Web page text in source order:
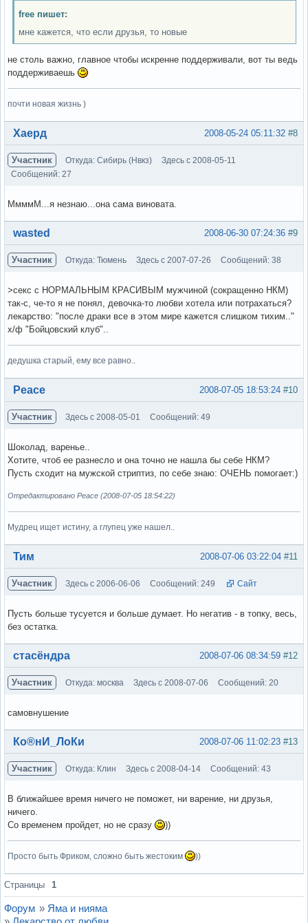
free пишет:
мне кажется, что если друзья, то новые
не столь важно, главное чтобы искренне поддерживали, вот ты ведь
поддерживаешь
почти новая жизнь )
Вне форума #8
2008-05-24 05:11:32
Хаерд
Участник Откуда: Сибирь (Нвкз)
Здесь с 2008-05-11
Сообщений: 27
МмммМ...я незнаю...она сама виновата.
Вне форума #9
2008-06-30 07:24:36
wasted
Участник Откуда: Тюмень Здесь с 2007-07-26 Сообщений: 38
>секс с НОРМАЛЬНЫМ КРАСИВЫМ мужчиной (сокращенно НКМ)
так-с, че-то я не понял, девочка-то любви хотела или потрахаться?
лекарство: "после драки все в этом мире кажется слишком тихим.."
х/ф "Бойцовский клуб"..
дедушка старый, ему все равно..
Вне форума #10
2008-07-05 18:53:24
Peace
Участник Здесь с 2008-05-01 Сообщений: 49
Шоколад, варенье..
Хотите, чтоб ее разнесло и она точно не нашла бы себе НКМ?
Пусть сходит на мужской стриптиз, по себе знаю: ОЧЕНЬ помогает:)
Отредактировано Peace (2008-07-05 18:54:22)
Мудрец ищет истину, а глупец уже нашел..
Вне форума #11
2008-07-06 03:22:04
Тим
Участник Здесь с 2006-06-06 Сообщений: 249 Сайт
Пусть больше тусуется и больше думает. Но негатив - в топку, весь,
без остатка.
Вне форума #12
2008-07-06 08:34:59
стасёндра
Участник Откуда: москва Здесь с 2008-07-06 Сообщений: 20
самовнушение
Вне форума #13
2008-07-06 11:02:23
Ко®нИ_ЛоКи
Участник Откуда: Клин Здесь с 2008-04-14 Сообщений: 43
В ближайшее время ничего не поможет, ни варение, ни друзья,
ничего.
Со временем пройдет, но не сразу
))
Просто быть Фриком, сложно быть жестоким ))
Вне форума
Страницы 1
Форум » Яма и нияма